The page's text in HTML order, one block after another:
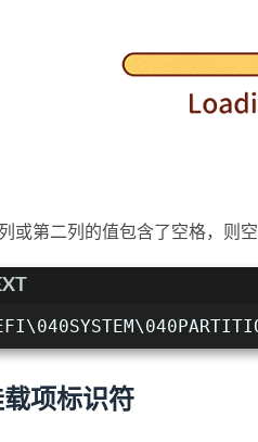
或第二列的值包含了空格，则
项标识符